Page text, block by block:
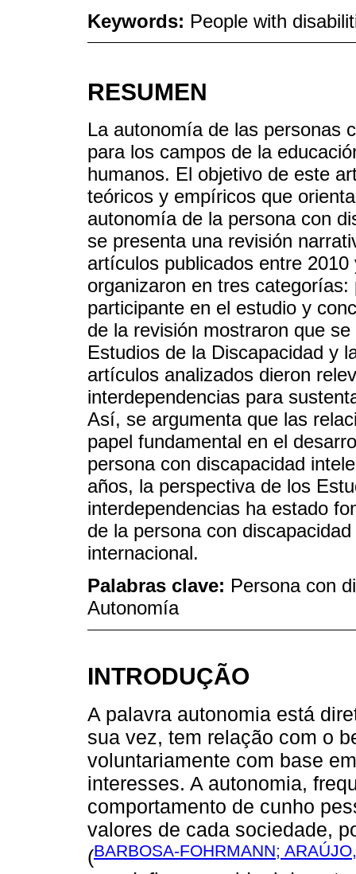
Keywords: People with
RESUMEN
La autonomía de las personas
para los campos de la
humanos. El objetivo de este
teóricos y empíricos que
autonomía de la persona con
se presenta una revisión
artículos publicados entre
organizaron en tres
participante en el estudio y
de la revisión mostraron que
Estudios de la Discapacidad y
artículos analizados dieron
interdependencias para
Así, se argumenta que las
papel fundamental en el
persona con discapacidad
años, la perspectiva de los
interdependencias ha estado
de la persona con
internacional.
Palabras clave: Persona con
Autonomía
INTRODUÇÃO
A palavra autonomia está
sua vez, tem relação com o
voluntariamente com base
interesses. A autonomia,
comportamento de cunho
valores de cada sociedade,
(BARBOSA-FOHRMANN;